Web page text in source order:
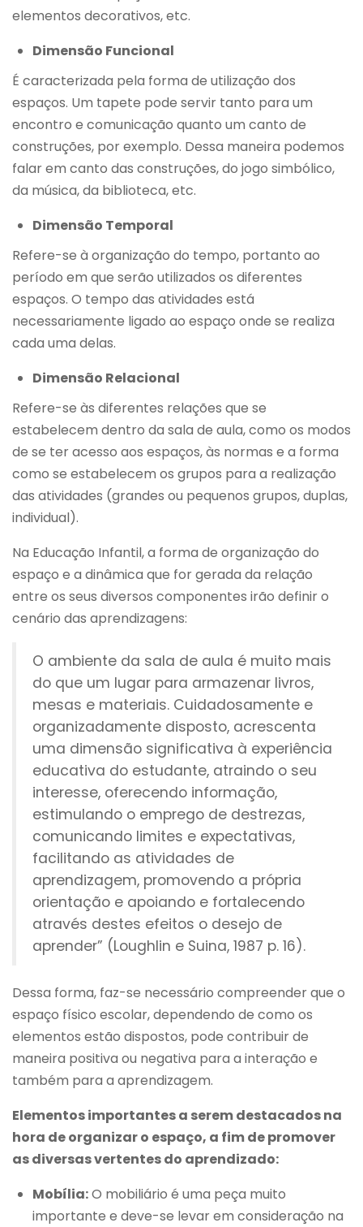
elementos decorativos, etc.
Dimensão Funcional
É caracterizada pela forma de utilização dos
espaços. Um tapete pode servir tanto para um
encontro e comunicação quanto um canto de
construções, por exemplo. Dessa maneira podemos
falar em canto das construções, do jogo simbólico,
da música, da biblioteca, etc.
Dimensão Temporal
Refere-se à organização do tempo, portanto ao
período em que serão utilizados os diferentes
espaços. O tempo das atividades está
necessariamente ligado ao espaço onde se realiza
cada uma delas.
Dimensão Relacional
Refere-se às diferentes relações que se
estabelecem dentro da sala de aula, como os modos
de se ter acesso aos espaços, às normas e a forma
como se estabelecem os grupos para a realização
das atividades (grandes ou pequenos grupos, duplas,
individual).
Na Educação Infantil, a forma de organização do
espaço e a dinâmica que for gerada da relação
entre os seus diversos componentes irão definir o
cenário das aprendizagens:
O ambiente da sala de aula é muito mais
do que um lugar para armazenar livros,
mesas e materiais. Cuidadosamente e
organizadamente disposto, acrescenta
uma dimensão significativa à experiência
educativa do estudante, atraindo o seu
interesse, oferecendo informação,
estimulando o emprego de destrezas,
comunicando limites e expectativas,
facilitando as atividades de
aprendizagem, promovendo a própria
orientação e apoiando e fortalecendo
através destes efeitos o desejo de
aprender” (Loughlin e Suina, 1987 p. 16).
Dessa forma, faz-se necessário compreender que o
espaço físico escolar, dependendo de como os
elementos estão dispostos, pode contribuir de
maneira positiva ou negativa para a interação e
também para a aprendizagem.
Elementos importantes a serem destacados na
hora de organizar o espaço, a fim de promover
as diversas vertentes do aprendizado:
Mobília:O mobiliário é uma peça muito
importante e deve-se levar em consideração na